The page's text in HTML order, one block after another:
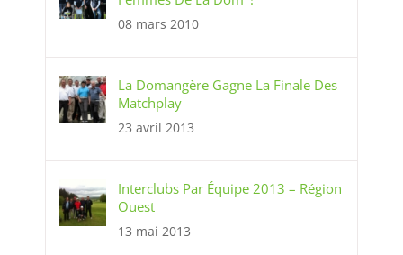
08 mars 2010
La Domangère Gagne La Finale Des
Matchplay
23 avril 2013
Interclubs Par Équipe 2013 – Région
Ouest
13 mai 2013